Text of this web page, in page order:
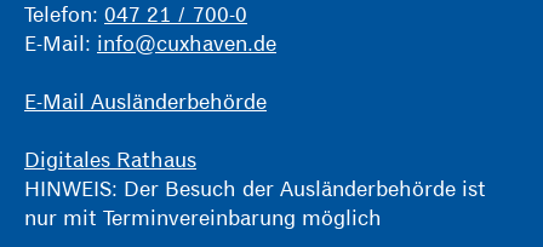
Telefon: 047 21 / 700-0
E-Mail: info@cuxhaven.de
E-Mail Ausländerbehörde
Digitales Rathaus
HINWEIS: Der Besuch der Ausländerbehörde ist
nur mit Terminvereinbarung möglich